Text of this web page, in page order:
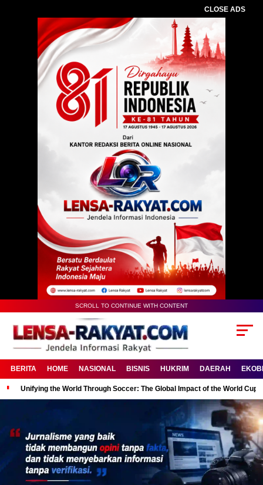
CLOSE ADS
SCROLL TO CONTINUE WITH CONTENT
BERITA HOME NASIONAL BISNIS HUKRIM DAERAH
Unifying the World Through Soccer: The Global Impact of the World Cup